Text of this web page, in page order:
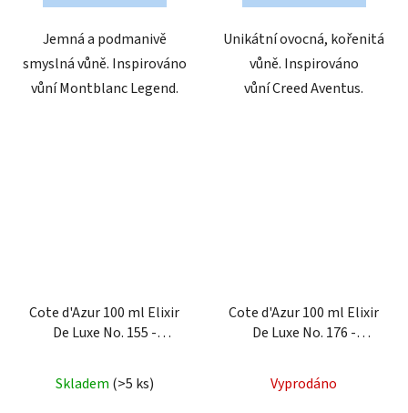
Jemná a podmanivě
smyslná vůně. Inspirováno
vůní Montblanc Legend.
Unikátní ovocná, kořenitá
vůně. Inspirováno
vůní Creed Aventus.
Cote d'Azur 100 ml Elixir
De Luxe No. 155 -
muže
Skladem (>5 ks)
Cote d'Azur 100 ml Elixir
De Luxe No. 176 -
muže
Vyprodáno